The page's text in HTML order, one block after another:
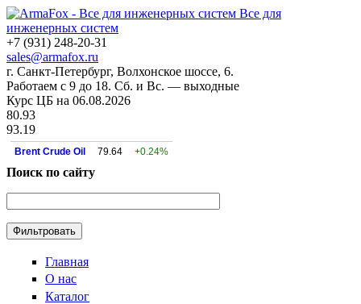
Все для
инженерных систем
+7 (931) 248-20-31
sales@armafox.ru
г. Санкт-Петербург, Волхонское шоссе, 6.
Работаем с 9 до 18. Сб. и Вс. — выходные
Курс ЦБ на 06.08.2026
80.93
93.19
Brent Crude Oil 79.64 +0.24%
Поиск по сайту
Главная
О нас
Каталог